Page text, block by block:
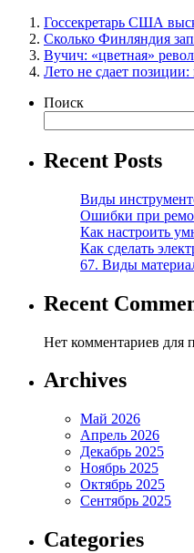
Госсекретарь США
Сколько Финляндия
Вучич: «цветная»
Лето не сдает позиции:
Поиск
Recent Posts
Виды
Ошибки при
Как настроить
Как сделать
67. Виды
Recent
Нет комментариев для
Archives
Май 2026
Апрель 2026
Декабрь 2025
Ноябрь 2025
Октябрь 2025
Сентябрь 2025
Categories